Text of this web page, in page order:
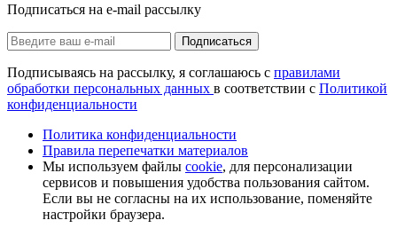
Подписаться на e-mail рассылку
Подписаться
Подписываясь на рассылку, я соглашаюсь с правилами
обработки персональных данных в соответствии с Политикой
конфиденциальности
Политика конфиденциальности
Правила перепечатки материалов
Мы используем файлы cookie, для персонализации
сервисов и повышения удобства пользования сайтом.
Если вы не согласны на их использование, поменяйте
настройки браузера.